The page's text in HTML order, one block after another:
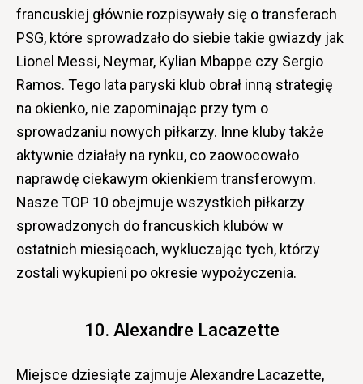
francuskiej głównie rozpisywały się o transferach
PSG, które sprowadzało do siebie takie gwiazdy jak
Lionel Messi, Neymar, Kylian Mbappe czy Sergio
Ramos. Tego lata paryski klub obrał inną strategię
na okienko, nie zapominając przy tym o
sprowadzaniu nowych piłkarzy. Inne kluby także
aktywnie działały na rynku, co zaowocowało
naprawdę ciekawym okienkiem transferowym.
Nasze TOP 10 obejmuje wszystkich piłkarzy
sprowadzonych do francuskich klubów w
ostatnich miesiącach, wykluczając tych, którzy
zostali wykupieni po okresie wypożyczenia.
10. Alexandre Lacazette
Miejsce dziesiąte zajmuje Alexandre Lacazette,